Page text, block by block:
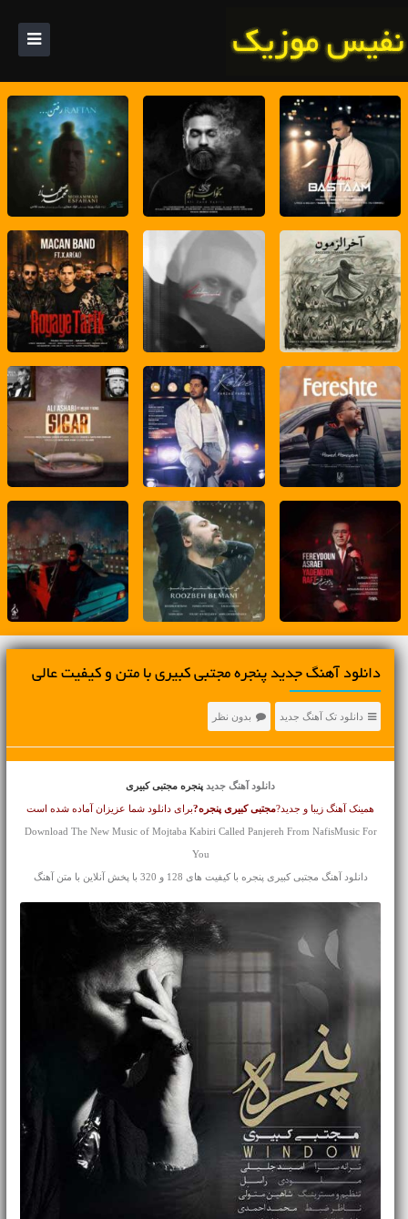
دانلود آهنگ جديد پنجره مجتبی کبیری با متن و کیفیت عالی
دانلود تک آهنگ جدید بدون نظر
دانلود آهنگ جدید پنجره مجتبی کبیری
همینک آهنگ زیبا و جدید?مجتبی کبیری پنجره?برای دانلود شما عزیزان آماده شده است
Download The New Music of Mojtaba Kabiri Called Panjereh From NafisMusic For
You
دانلود آهنگ مجتبی کبیری پنجره با کیفیت های 128 و 320 با پخش آنلاین با متن آهنگ